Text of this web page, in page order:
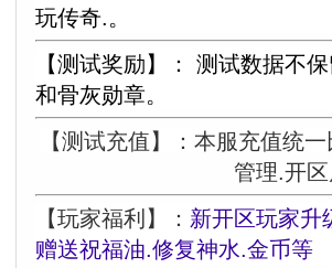
玩传奇.。
【测试奖励】： 测试数据不
和骨灰勋章。
【测试充值】：本服充值统
管理.开
【玩家福利】： 新开区玩家升
赠送祝福油.修复神水.金币等